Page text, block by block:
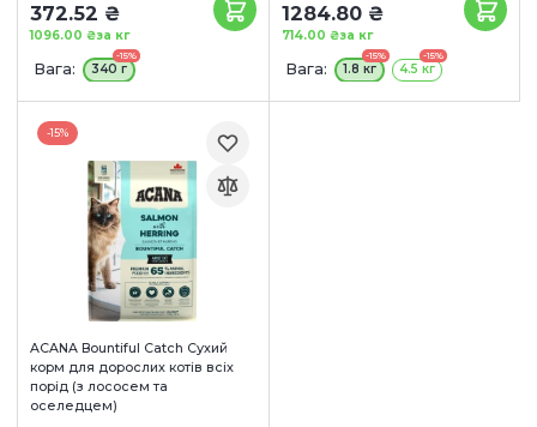
372.52 ₴
за кг
1096.00 ₴
Вага:
-15%
340 г
1284.80 ₴
за кг
714.00 ₴
Вага:
-15%
1.8 кг
-15%
4.5 кг
-15%
ACANA Bountiful Catch Сухий
корм для дорослих котів всіх
порід (з лососем та
оселедцем)